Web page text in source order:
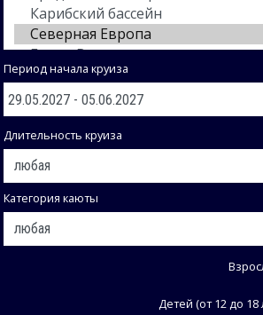
Период начала круиза
Длительность круиза
Категория каюты
Детей (от 12 до 18